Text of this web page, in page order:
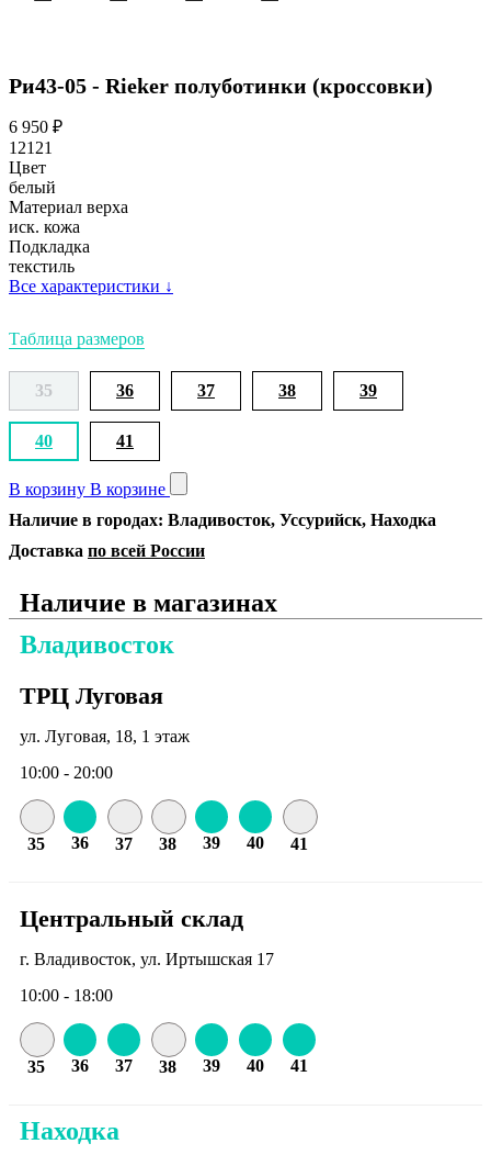
Ри43-05 - Rieker полуботинки (кроссовки)
6 950 ₽
12121
Цвет
белый
Материал верха
иск. кожа
Подкладка
текстиль
Все характеристики ↓
Таблица размеров
35 36 37 38 39
40 41
В корзину В корзине
Наличие в городах: Владивосток, Уссурийск, Находка
Доставка по всей России
Наличие в магазинах
Владивосток
ТРЦ Луговая
ул. Луговая, 18, 1 этаж
10:00 - 20:00
35 36 37 38 39 40 41
Центральный склад
г. Владивосток, ул. Иртышская 17
10:00 - 18:00
35 36 37 38 39 40 41
Находка